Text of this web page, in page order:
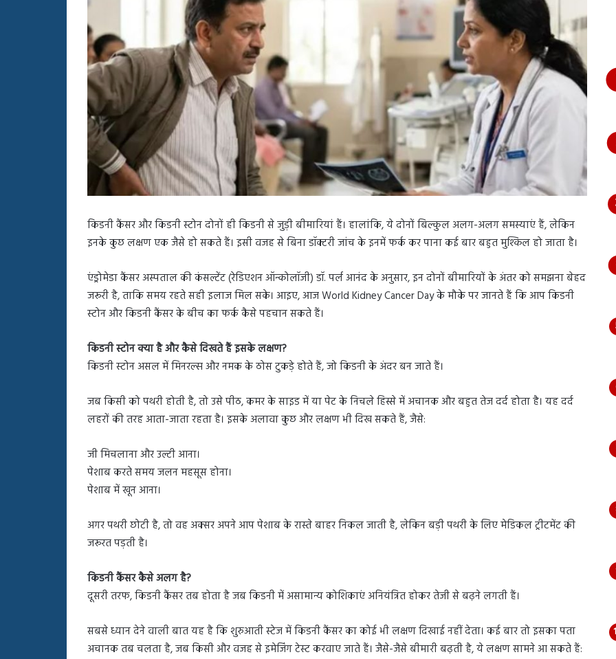
किडनी कैंसर और किडनी स्टोन दोनों ही किडनी से जुड़ी बीमारियां हैं। हालांकि, ये दोनों बिल्कुल अलग-अलग समस्याएं हैं, लेकिन
इनके कुछ लक्षण एक जैसे हो सकते हैं। इसी वजह से बिना डॉक्टरी जांच के इनमें फर्क कर पाना कई बार बहुत मुश्किल हो जाता है।
एंड्रोमेडा कैंसर अस्पताल की कंसल्टेंट (रेडिएशन ऑन्कोलॉजी) डॉ. पर्ल आनंद के अनुसार, इन दोनों बीमारियों के अंतर को समझना बेहद
जरूरी है, ताकि समय रहते सही इलाज मिल सके। आइए, आज World Kidney Cancer Day के मौके पर जानते हैं कि आप किडनी
स्टोन और किडनी कैंसर के बीच का फर्क कैसे पहचान सकते हैं।
किडनी स्टोन क्या है और कैसे दिखते हैं इसके लक्षण?
किडनी स्टोन असल में मिनरल्स और नमक के ठोस टुकड़े होते हैं, जो किडनी के अंदर बन जाते हैं।
जब किसी को पथरी होती है, तो उसे पीठ, कमर के साइड में या पेट के निचले हिस्से में अचानक और बहुत तेज दर्द होता है। यह दर्द
लहरों की तरह आता-जाता रहता है। इसके अलावा कुछ और लक्षण भी दिख सकते हैं, जैसे:
जी मिचलाना और उल्टी आना।
पेशाब करते समय जलन महसूस होना।
पेशाब में खून आना।
अगर पथरी छोटी है, तो वह अक्सर अपने आप पेशाब के रास्ते बाहर निकल जाती है, लेकिन बड़ी पथरी के लिए मेडिकल ट्रीटमेंट की
जरूरत पड़ती है।
किडनी कैंसर कैसे अलग है?
दूसरी तरफ, किडनी कैंसर तब होता है जब किडनी में असामान्य कोशिकाएं अनियंत्रित होकर तेजी से बढ़ने लगती हैं।
सबसे ध्यान देने वाली बात यह है कि शुरुआती स्टेज में किडनी कैंसर का कोई भी लक्षण दिखाई नहीं देता। कई बार तो इसका पता
अचानक तब चलता है, जब किसी और वजह से इमेजिंग टेस्ट करवाए जाते हैं। जैसे-जैसे बीमारी बढ़ती है, ये लक्षण सामने आ सकते हैं:
बहस
पर
रुबीना
दिलैक
का
आया
रिएक्शन
भागते
हुए
आया
देंखे